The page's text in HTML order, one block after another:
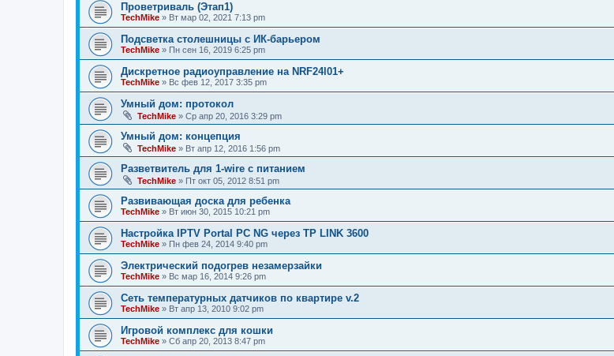
Проветриваль (Этап1)
TechMike » Вт мар 02, 2021 7:13 pm
Подсветка столешницы с ИК-барьером
TechMike » Пн сен 16, 2019 6:25 pm
Дискретное радиоуправление на NRF24l01+
TechMike » Вс фев 12, 2017 3:35 pm
Умный дом: протокол
TechMike » Ср апр 20, 2016 3:29 pm
Умный дом: концепция
TechMike » Вт апр 12, 2016 1:56 pm
Разветвитель для 1-wire с питанием
TechMike » Пт окт 05, 2012 8:51 pm
Развивающая доска для ребенка
TechMike » Вт июн 30, 2015 10:21 pm
Настройка IPTV Portal PC NG через TP LINK 3600
TechMike » Пн фев 24, 2014 9:40 pm
Электрический подогрев незамерзайки
TechMike » Вс мар 16, 2014 9:26 pm
Сеть температурных датчиков по квартире v.2
TechMike » Вт апр 13, 2010 9:02 pm
Игровой комплекс для кошки
TechMike » Сб апр 20, 2013 8:47 pm